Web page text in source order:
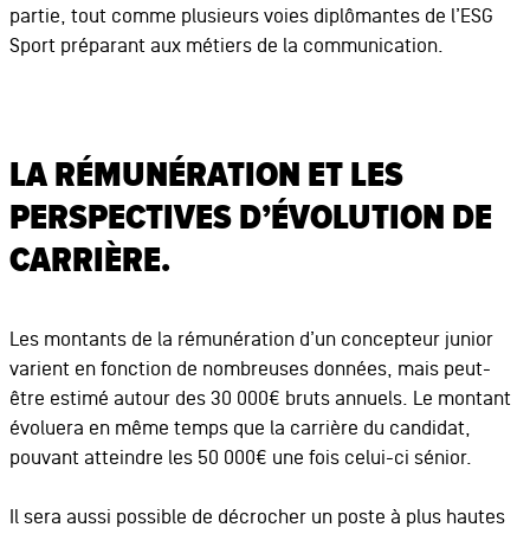
partie, tout comme plusieurs voies diplômantes de l’ESG
Sport préparant aux métiers de la communication.
LA RÉMUNÉRATION ET LES
PERSPECTIVES D’ÉVOLUTION DE
CARRIÈRE.
Les montants de la rémunération d’un concepteur junior
varient en fonction de nombreuses données, mais peut-
être estimé autour des 30 000€ bruts annuels. Le montant
évoluera en même temps que la carrière du candidat,
pouvant atteindre les 50 000€ une fois celui-ci sénior.
Il sera aussi possible de décrocher un poste à plus hautes